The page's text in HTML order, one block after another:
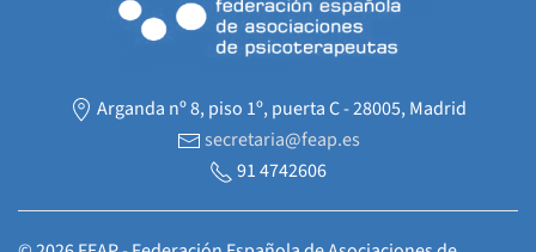
Arganda nº 8, piso 1º, puerta C - 28005, Madrid
secretaria@feap.es
91 4742606